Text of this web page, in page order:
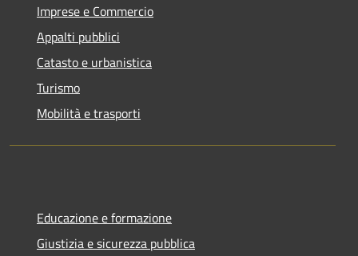
Imprese e Commercio
Appalti pubblici
Catasto e urbanistica
Turismo
Mobilità e trasporti
Educazione e formazione
Giustizia e sicurezza pubblica